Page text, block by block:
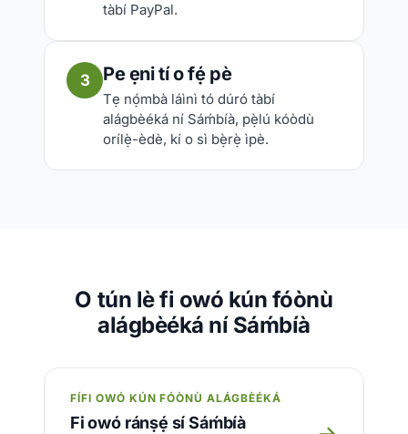
tàbí PayPal.
3 Pe ẹni tí o fẹ́ pè
Tẹ nọ́mbà láìnì tó dúró tàbí
alágbèéká ní Sáḿbíà, pẹ̀lú kóòdù
orílẹ̀-èdè, kí o sì bẹ̀rẹ̀ ìpè.
O tún lè fi owó kún fóònù
alágbèéká ní Sáḿbíà
FÍFI OWÓ KÚN FÓÒNÙ ALÁGBÈÉKÁ
Fi owó ránṣẹ́ sí Sáḿbíà